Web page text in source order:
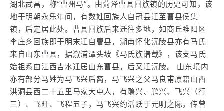
湖北武昌，称“曹州马”。由菏泽曹县回族镇的历史可知，该
地于明朝永乐年间，有数姓回族人自冠县迁至曹县侯集
镇，后定居此处。曹县回族后来迁往多地，如商丘睢阳区
李庄乡回族即于明末迁自曹县，湖南怀化沅陵县亦有马氏
来自山东曹县，据溆浦潭头坡《马氏族谱载》，该支马氏
始祖系由江西吉水迁居山东曹县，后又迁沅陵。 山东境内
亦有部分马姓为马飞兴后裔，马飞兴之父马良甫原籍山西
洪洞县西二十五里马家大屯人，有鵰兴、鹏兴、飞兴（行
三）、飞旺、飞程五子，马飞兴约活跃于元明之际，传曾